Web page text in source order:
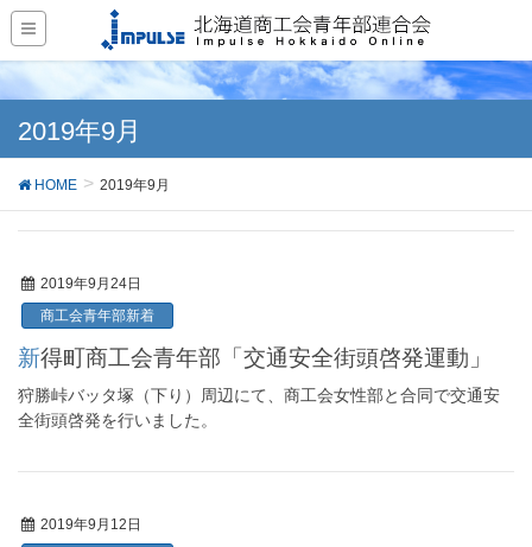
2019年9月
HOME 2019年9月
2019年9月24日
商工会青年部新着
新得町商工会青年部「交通安全街頭啓発運動」
狩勝峠バッタ塚（下り）周辺にて、商工会女性部と合同で交通安
全街頭啓発を行いました。
2019年9月12日